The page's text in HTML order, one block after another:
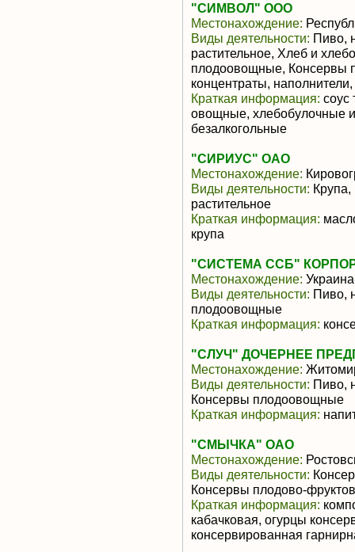
"СИМВОЛ" ООО
Местонахождение:
Виды деятельности: Пиво,
растительное, Хлеб и
плодоовощные, Консервы
концентраты,
Краткая информация: соус
овощные, хлебобулочные
безалкогольные
"СИРИУС" ОАО
Местонахождение:
Виды деятельности:
растительное
Краткая информация:
крупа
"СИСТЕМА ССБ"
Местонахождение: Украина
Виды деятельности: Пиво,
плодоовощные
Краткая информация:
"СЛУЧ" ДОЧЕРНЕЕ
Местонахождение:
Виды деятельности: Пиво,
Консервы плодоовощные
Краткая информация:
"СМЫЧКА" ОАО
Местонахождение:
Виды деятельности:
Консервы плодово-
Краткая информация:
кабачковая, огурцы
консервированная